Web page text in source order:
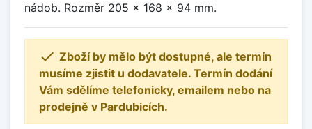
nádob. Rozměr 205 x 168 x 94 mm.
 Zboží by mělo být dostupné, ale termín
musíme zjistit u dodavatele. Termín dodání
Vám sdělíme telefonicky, emailem nebo na
prodejně v Pardubicích.